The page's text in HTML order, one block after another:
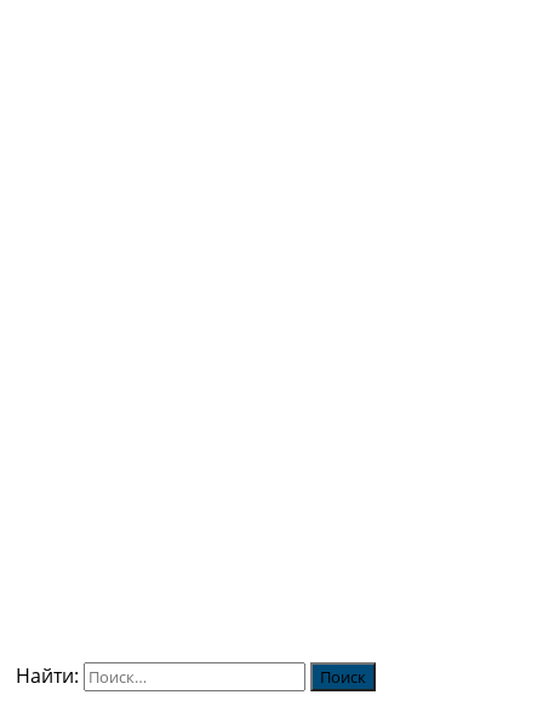
Найти: